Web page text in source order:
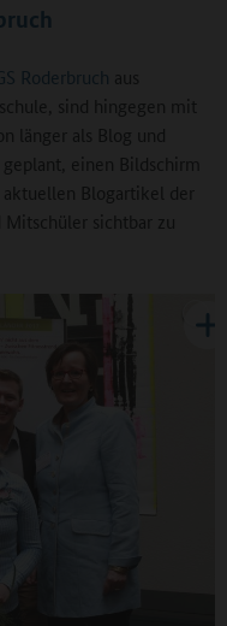
Roderbruch aus
sind hingegen mit
länger als Blog und
einen Bildschirm
Blogartikel der
sichtbar zu